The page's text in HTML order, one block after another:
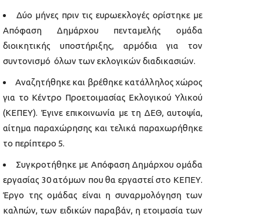
Δύο μήνες πριν τις ευρωεκλογές ορίστηκε με
Απόφαση Δημάρχου πενταμελής ομάδα
διοικητικής υποστήριξης, αρμόδια για τον
συντονισμό όλων των εκλογικών διαδικασιών.
Αναζητήθηκε και βρέθηκε κατάλληλος χώρος
για το Κέντρο Προετοιμασίας Εκλογικού Υλικού
(ΚΕΠΕΥ). Έγινε επικοινωνία με τη ΔΕΘ, αυτοψία,
αίτημα παραχώρησης και τελικά παραχωρήθηκε
το περίπτερο 5.
Συγκροτήθηκε με Απόφαση Δημάρχου ομάδα
εργασίας 30 ατόμων που θα εργαστεί στο ΚΕΠΕΥ.
Έργο της ομάδας είναι η συναρμολόγηση των
καλπών, των ειδικών παραβάν, η ετοιμασία των